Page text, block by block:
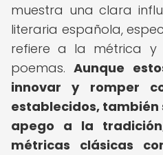
muestra una clara
literaria española,
refiere a la métrica y
poemas.Aunque
innovar y romper
establecidos, también
apego a la
métricas clásicas